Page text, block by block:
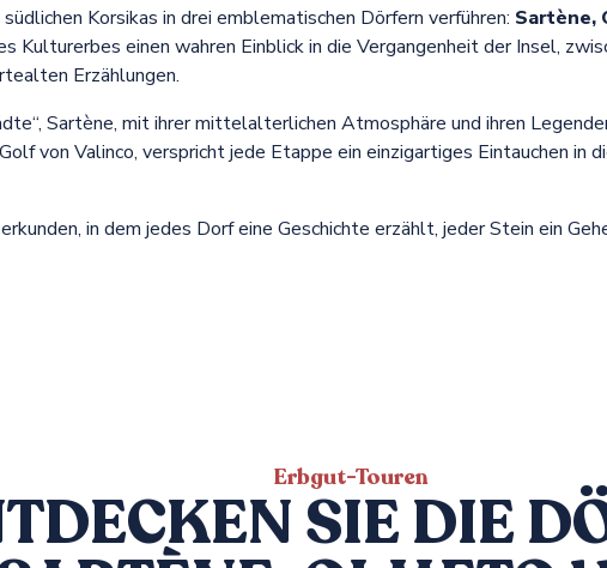
Korsikas in drei emblematischen Dörfern verführen: Sartène,
Kulturerbes einen wahren Einblick in die Vergangenheit der Insel,
Erzählungen.
Sartène, mit ihrer mittelalterlichen Atmosphäre und ihren
von Valinco, verspricht jede Etappe ein einzigartiges Eintauchen in
in dem jedes Dorf eine Geschichte erzählt, jeder Stein ein
Erbgut-Touren
SIE DIE